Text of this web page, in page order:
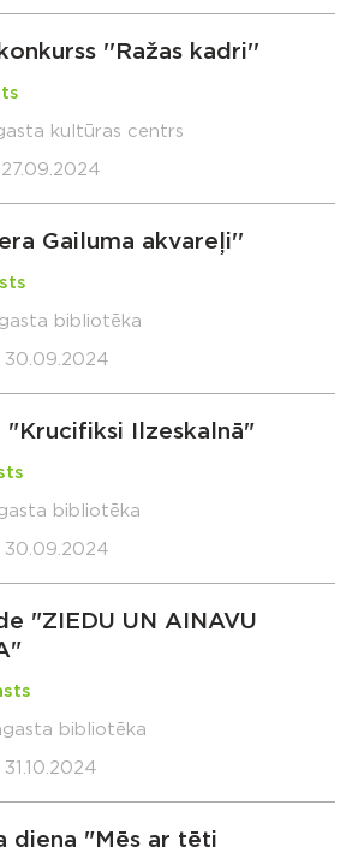
''Ražas kadri''
kultūras centrs
Gailuma akvareļi''
bibliotēka
"Krucifiksi Ilzeskalnā"
bibliotēka
"ZIEDU UN AINAVU
bibliotēka
diena "Mēs ar tēti